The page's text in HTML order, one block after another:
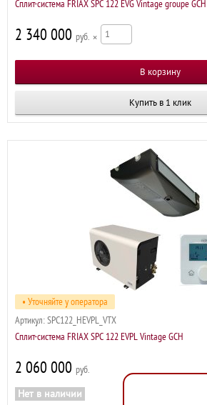
Сплит-система FRIAX SPC 122 EVG Vintage groupe GCH
2 340 000 р ×
Купить в 1 клик
• Уточняйте у оператора
Артикул: SPC122_HEVPL_VTX
Сплит-система FRIAX SPC 122 EVPL Vintage GCH
2 060 000 р
Нет в наличии